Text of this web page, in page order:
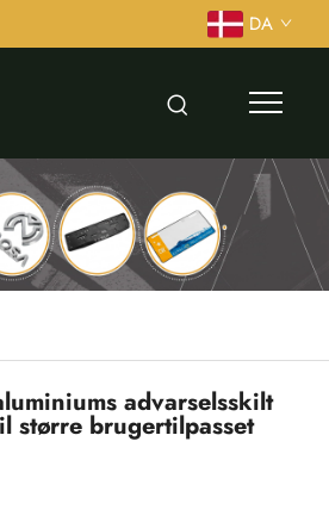
DA
advarselsskilt
større brugertilpasset